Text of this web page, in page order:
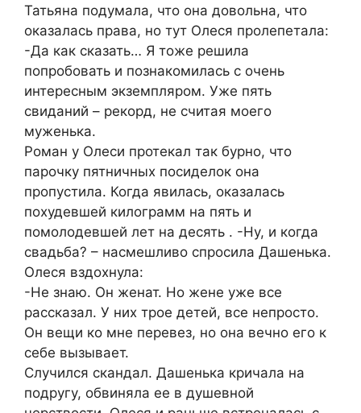
Татьяна подумала, что она довольна, что
оказалась права, но тут Олеся пролепетала:
-Да как сказать… Я тоже решила
попробовать и познакомилась с очень
интересным экземпляром. Уже пять
свиданий – рекорд, не считая моего
муженька.
Роман у Олеси протекал так бурно, что
парочку пятничных посиделок она
пропустила. Когда явилась, оказалась
похудевшей килограмм на пять и
помолодевшей лет на десять . -Ну, и когда
свадьба? – насмешливо спросила Дашенька.
Олеся вздохнула:
-Не знаю. Он женат. Но жене уже все
рассказал. У них трое детей, все непросто.
Он вещи ко мне перевез, но она вечно его к
себе вызывает.
Случился скандал. Дашенька кричала на
подругу, обвиняла ее в душевной